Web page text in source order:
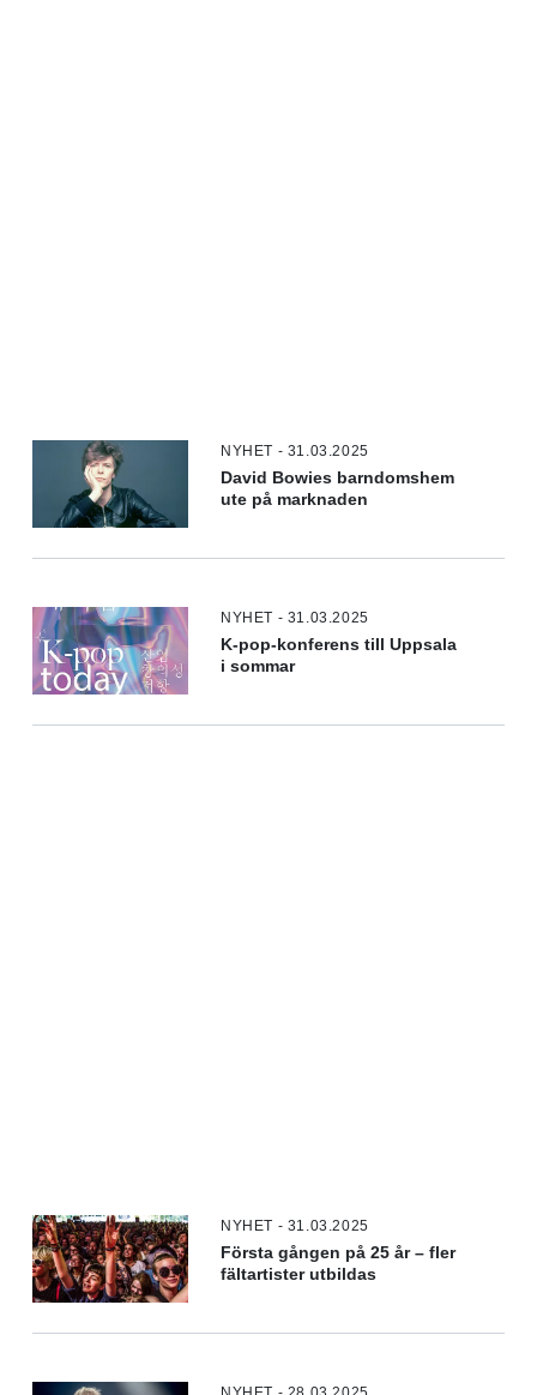
NYHET - 31.03.2025
David Bowies barndomshem
ute på marknaden
NYHET - 31.03.2025
K-pop-konferens till Uppsala
i sommar
NYHET - 31.03.2025
Första gången på 25 år – fler
fältartister utbildas